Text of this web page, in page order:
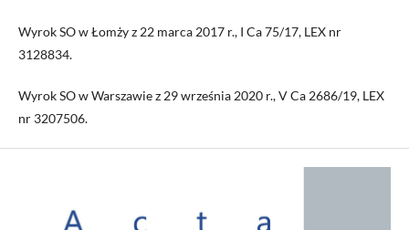
Wyrok SO w Łomży z 22 marca 2017 r., I Ca 75/17, LEX nr
3128834.
Wyrok SO w Warszawie z 29 września 2020 r., V Ca 2686/19, LEX
nr 3207506.